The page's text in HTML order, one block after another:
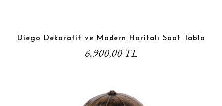
Diego Dekoratif ve Modern Haritalı Saat Tablo
6.900,00 TL